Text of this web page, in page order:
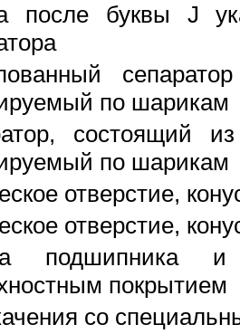
после буквы J
по шарикам
состоящий
по шарикам
отверстие,
отверстие,
подшипника
покрытием
со